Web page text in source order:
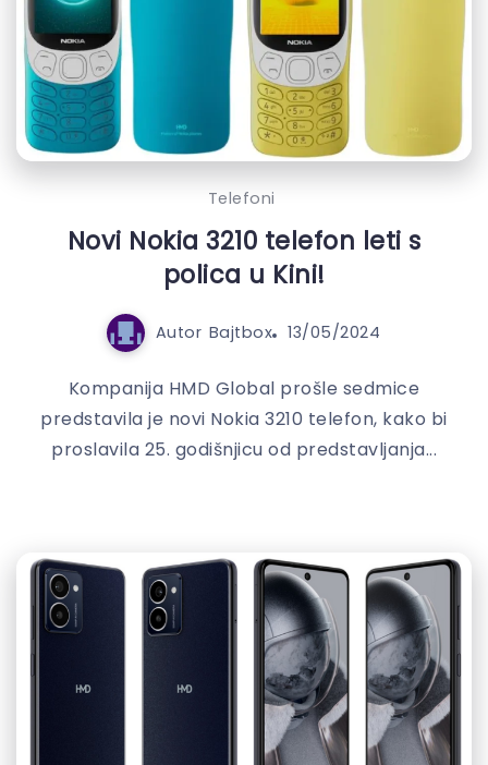
Telefoni
Novi Nokia 3210 telefon leti s
polica u Kini!
Autor Bajtbox 13/05/2024
Kompanija HMD Global prošle sedmice
predstavila je novi Nokia 3210 telefon, kako bi
proslavila 25. godišnjicu od predstavljanja...